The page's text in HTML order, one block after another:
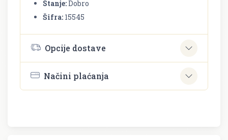
Stanje:Dobro
Šifra: 15545
Opcije dostave
Načini plaćanja